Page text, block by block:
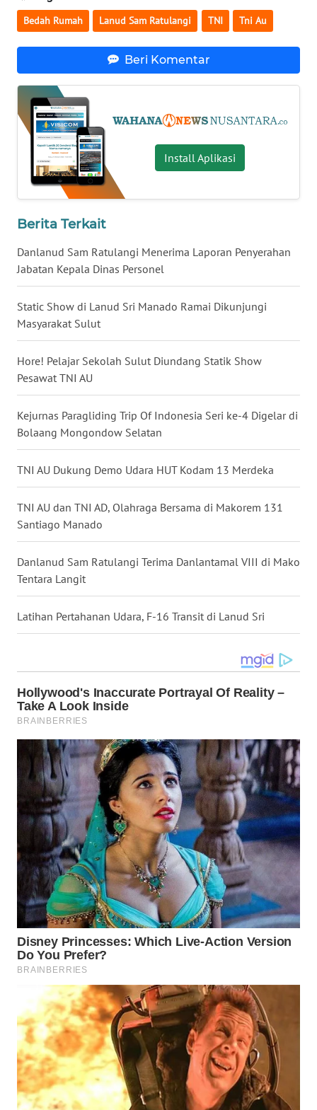
Bedah Rumah Lanud Sam Ratulangi TNI Tni Au
Beri Komentar
Install Aplikasi
Berita Terkait
Danlanud Sam Ratulangi Menerima Laporan Penyerahan
Jabatan Kepala Dinas Personel
Static Show di Lanud Sri Manado Ramai Dikunjungi
Masyarakat Sulut
Hore! Pelajar Sekolah Sulut Diundang Statik Show
Pesawat TNI AU
Kejurnas Paragliding Trip Of Indonesia Seri ke-4 Digelar di
Bolaang Mongondow Selatan
TNI AU Dukung Demo Udara HUT Kodam 13 Merdeka
TNI AU dan TNI AD, Olahraga Bersama di Makorem 131
Santiago Manado
Danlanud Sam Ratulangi Terima Danlantamal VIII di Mako
Tentara Langit
Latihan Pertahanan Udara, F-16 Transit di Lanud Sri
NUSANTARA
WN
JATIM
WN
BALI
WN
WN
KALTENG
WN
KALTARA
WN
KALSEL
KALTIM
SULSEL
WN
GORONTALO
WN
SULUT
WN
MALUKU
WN
MALUT
WN
DAIRI
WN
DANAU
TOBA
NIAS
WN
LANGKAT
WN
TAPANULI
SELATAN
WN
TANJUNG
LESUNG
WN
KARO